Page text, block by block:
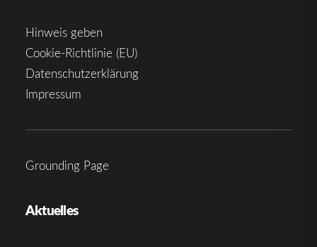
Hinweis geben
Cookie-Richtlinie (EU)
Datenschutzerklärung
Impressum
Grounding Page
Aktuelles